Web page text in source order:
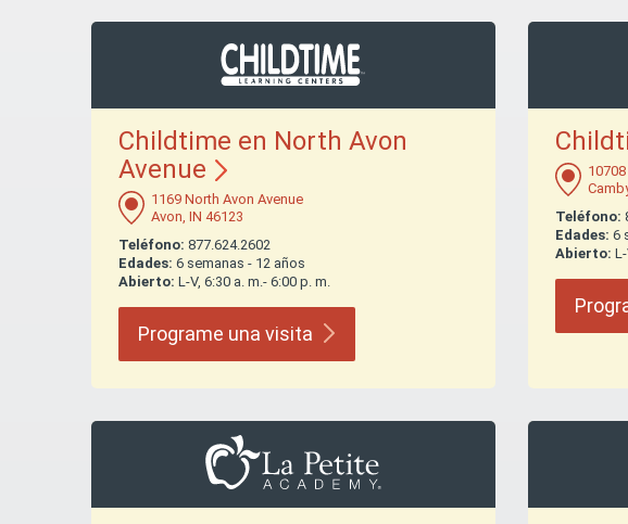
Childtime en North Avon
Avenue
1169 North Avon Avenue
Avon, IN 46123
Teléfono: 877.624.2602
Edades: 6 semanas - 12 años
Abierto: L-V, 6:30 a. m.- 6:00 p. m.
Programe una visita
Teléfono:
Edades: 6
Abierto: